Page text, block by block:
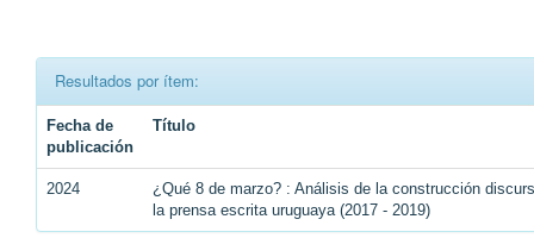
Resultados por ítem:
Fecha de
publicación
Título
2024
¿Qué 8 de marzo? : Análisis de la construcción
la prensa escrita uruguaya (2017 - 2019)